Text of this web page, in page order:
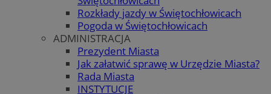
Rozkłady jazdy w Świętochłowicach
Pogoda w Świętochłowicach
ADMINISTRACJA
Prezydent Miasta
Jak załatwić sprawę w Urzędzie Miasta?
Rada Miasta
INSTYTUCJE